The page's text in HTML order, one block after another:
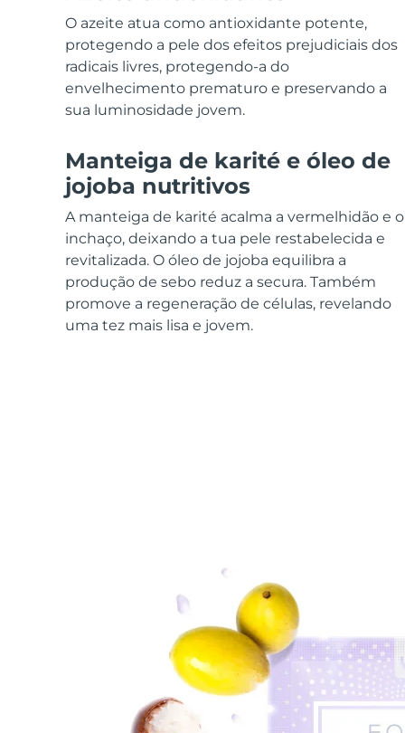
O azeite atua como antioxidante potente,
protegendo a pele dos efeitos prejudiciais dos
radicais livres, protegendo-a do
envelhecimento prematuro e preservando a
sua luminosidade jovem.
Manteiga de karité e óleo de
jojoba nutritivos
A manteiga de karité acalma a vermelhidão e o
inchaço, deixando a tua pele restabelecida e
revitalizada. O óleo de jojoba equilibra a
produção de sebo reduz a secura. Também
promove a regeneração de células, revelando
uma tez mais lisa e jovem.
All acne treatment devices
All revitalizing eye massagers
Cuidados de pele KIWI™
Advanced pore care essentials
LUNA™ Dual-Peptide Scalp
Serum
For healthy hair
issa™ Teeth Whitening Gel
18% PAP
Cosméticos Homens
Comprar todos
FOREO APP
SOBRE